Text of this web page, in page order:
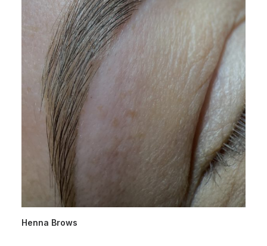
Henna Brows